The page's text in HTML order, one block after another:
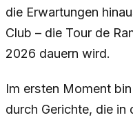
die Erwartungen
Club – die Tour de
2026 dauern wird.
Im ersten Moment
durch Gerichte, die in